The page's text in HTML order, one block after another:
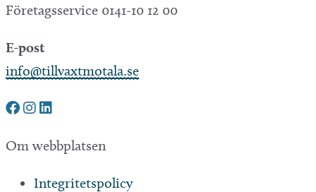
Företagsservice 0141-10 12 00
E-post
info@tillvaxtmotala.se
Om webbplatsen
Integritetspolicy